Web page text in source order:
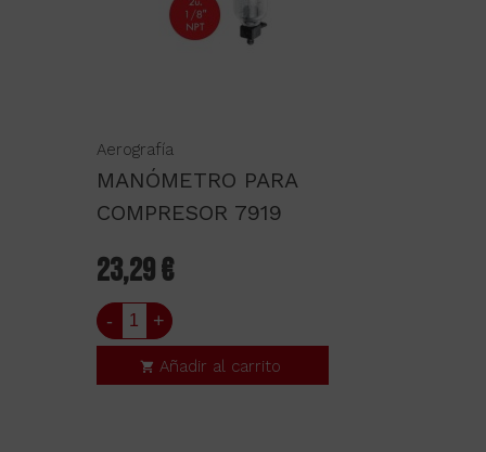
Aerografía
MANÓMETRO PARA
COMPRESOR 7919
23,29 €
- +
Añadir al carrito